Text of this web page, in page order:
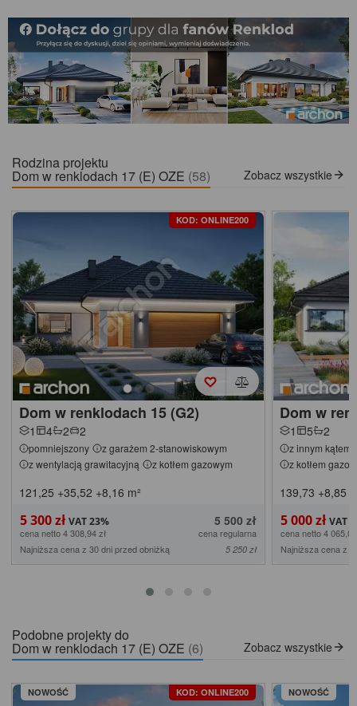
Rodzina projektu
Dom w renklodach 17 (E) OZE (58) Zobacz wszystkie
KOD: ONLINE200
Dom w renklodach 15 (G2)
1 4 2 2
pomniejszony
z garażem 2-stanowiskowym
z wentylacją grawitacyjną
z kotłem gazowym
121,25 +35,52 +8,16 m²
5 300 zł 5 500 zł
cena netto 4 308,94 zł
cena regularna
Najniższa cena z 30 dni przed obniżką
5 250 zł
Dom w
1 5 2
z innym kątem
z kotłem
139,73 +8,85
5 000 zł
cena netto 4
Najniższa cena z
Podobne projekty do
Dom w renklodach 17 (E) OZE (6) Zobacz wszystkie
NOWOŚĆ KOD: ONLINE200 NOWOŚĆ